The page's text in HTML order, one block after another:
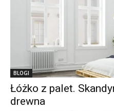
BLOGI
Łóżko z palet.
drewna